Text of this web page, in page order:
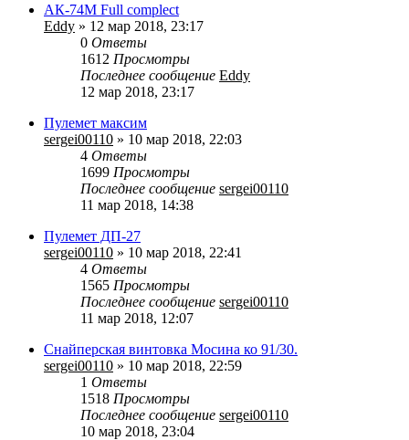
АК-74М Full complect
Eddy » 12 мар 2018, 23:17
0 Ответы
1612 Просмотры
Последнее сообщение Eddy
12 мар 2018, 23:17
Пулемет максим
sergei00110 » 10 мар 2018, 22:03
4 Ответы
1699 Просмотры
Последнее сообщение sergei00110
11 мар 2018, 14:38
Пулемет ДП-27
sergei00110 » 10 мар 2018, 22:41
4 Ответы
1565 Просмотры
Последнее сообщение sergei00110
11 мар 2018, 12:07
Снайперская винтовка Мосина ко 91/30.
sergei00110 » 10 мар 2018, 22:59
1 Ответы
1518 Просмотры
Последнее сообщение sergei00110
10 мар 2018, 23:04